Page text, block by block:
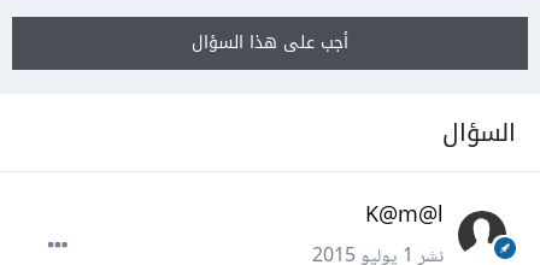
أجب على هذا السؤال
السؤال
K@m@l
نشر1 يوليو 2015